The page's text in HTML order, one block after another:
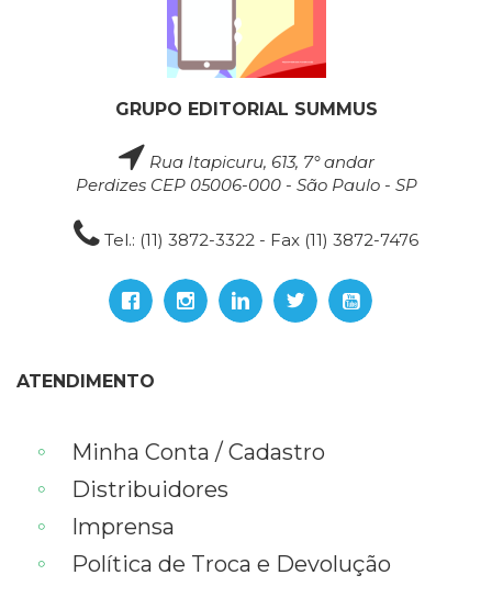
GRUPO EDITORIAL SUMMUS
Rua Itapicuru, 613, 7° andar
Perdizes CEP 05006-000 - São Paulo - SP
Tel.: (11) 3872-3322 - Fax (11) 3872-7476
ATENDIMENTO
Minha Conta / Cadastro
Distribuidores
Imprensa
Política de Troca e Devolução